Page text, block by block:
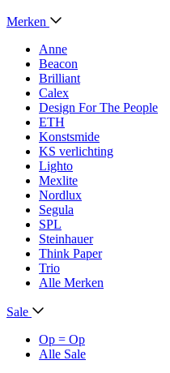
Merken
Anne
Beacon
Brilliant
Calex
Design For The People
ETH
Konstsmide
KS verlichting
Lighto
Mexlite
Nordlux
Segula
SPL
Steinhauer
Think Paper
Trio
Alle Merken
Sale
Op = Op
Alle Sale